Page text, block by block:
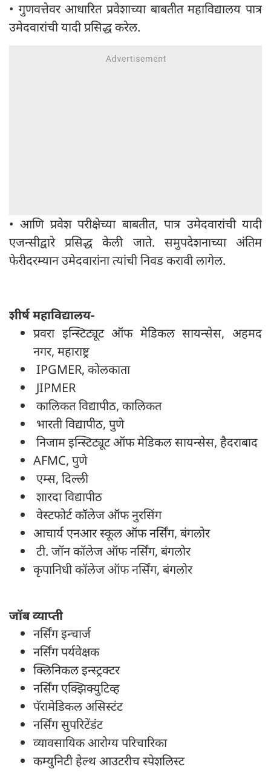
• गुणवत्तेवर आधारित प्रवेशाच्या बाबतीत महाविद्यालय पात्र
उमेदवारांची यादी प्रसिद्ध करेल.
• आणि प्रवेश परीक्षेच्या बाबतीत, पात्र उमेदवारांची यादी
एजन्सीद्वारे प्रसिद्ध केली जाते. समुपदेशनाच्या अंतिम
फेरीदरम्यान उमेदवारांना त्यांची निवड करावी लागेल.
शीर्ष महाविद्यालय-
प्रवरा इन्स्टिट्यूट ऑफ मेडिकल सायन्सेस, अहमद
नगर, महाराष्ट्र
IPGMER, कोलकाता
JIPMER
कालिकत विद्यापीठ, कालिकत
भारती विद्यापीठ, पुणे
निजाम इन्स्टिट्यूट ऑफ मेडिकल सायन्सेस, हैदराबाद
AFMC, पुणे
एम्स, दिल्ली
शारदा विद्यापीठ
वेस्टफोर्ट कॉलेज ऑफ नुरसिंग
आचार्य एनआर स्कूल ऑफ नर्सिंग, बंगलोर
टी. जॉन कॉलेज ऑफ नर्सिंग, बंगलोर
कृपानिधी कॉलेज ऑफ नर्सिंग, बंगलोर
जॉब व्याप्ती
नर्सिंग इन्चार्ज
नर्सिंग पर्यवेक्षक
क्लिनिकल इन्स्ट्रक्टर
नर्सिंग एक्झिक्युटिव्ह
पॅरामेडिकल असिस्टंट
नर्सिंग सुपरिटेंडंट
व्यावसायिक आरोग्य परिचारिका
कम्युनिटी हेल्थ आउटरीच स्पेशलिस्ट